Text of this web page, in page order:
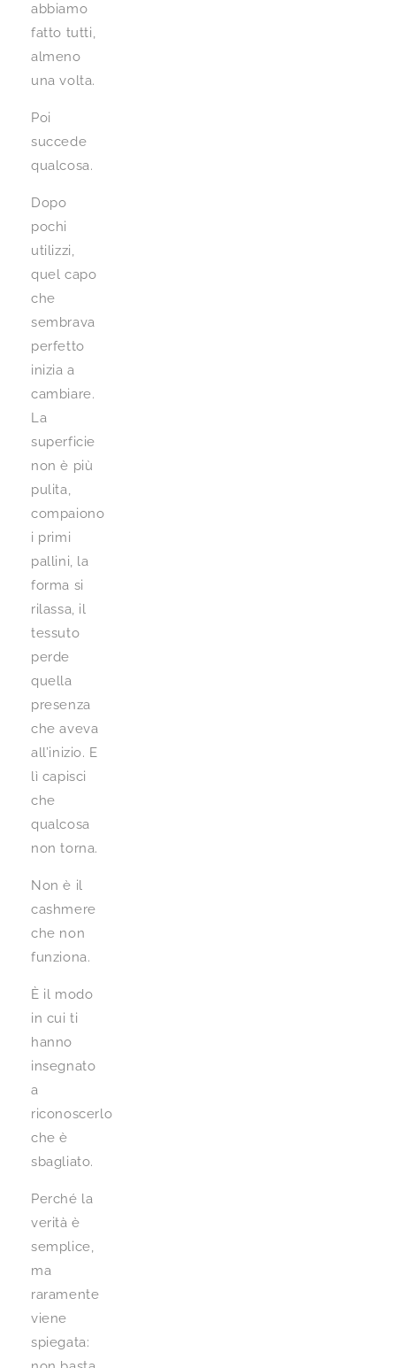
abbiamo
fatto tutti,
almeno
una volta.
Poi
succede
qualcosa.
Dopo
pochi
utilizzi,
quel capo
che
sembrava
perfetto
inizia a
cambiare.
La
superficie
non è più
pulita,
compaiono
i primi
pallini, la
forma si
rilassa, il
tessuto
perde
quella
presenza
che aveva
all’inizio. E
lì capisci
che
qualcosa
non torna.
Non è il
cashmere
che non
funziona.
È il modo
in cui ti
hanno
insegnato
a
riconoscerlo
che è
sbagliato.
Perché la
verità è
semplice,
ma
raramente
viene
spiegata: